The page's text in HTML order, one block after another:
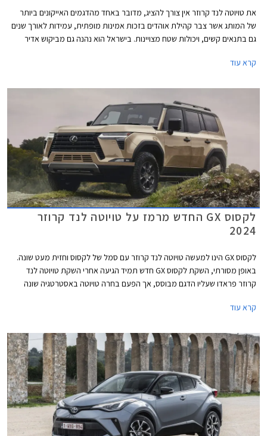
את טויוטה לנד קרוזר אין צורך להציג, מדובר באחד מהדגמים האייקונים ביותר
של המותג אשר צבר קהילת אוהדים בזכות אמינות מופתית, עמידות לאורך שנים
גם בתנאים קשים, ויכולות שטח מצויינות. בישראל הוא נהנה גם מביקוש אדיר
קרא עוד
לקסוס GX החדש מרמז על טויוטה לנד קרוזר
2024
לקסוס GX הינו למעשה טויוטה לנד קרוזר עם סמל של לקסוס וחזית מעט שונה.
באופן מסורתי, השקת לקסוס GX חדש תמיד הגיעה אחרי השקת טויוטה לנד
קרוזר פראדו שעליו הדגם מבוסס, אך הפעם בחרה טויוטה באסטרטגיה שונה
ביחס לאחיו העממי שלא שונה מהותית, אך את הדור החדש אולי דווקא נזכה
לראות בארץ.
קרא עוד